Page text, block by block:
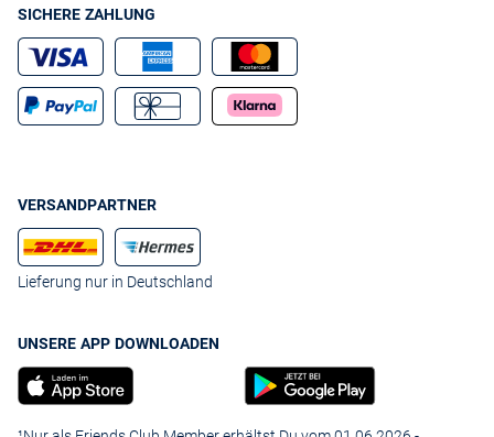
SICHERE ZAHLUNG
VERSANDPARTNER
Lieferung nur in Deutschland
UNSERE APP DOWNLOADEN